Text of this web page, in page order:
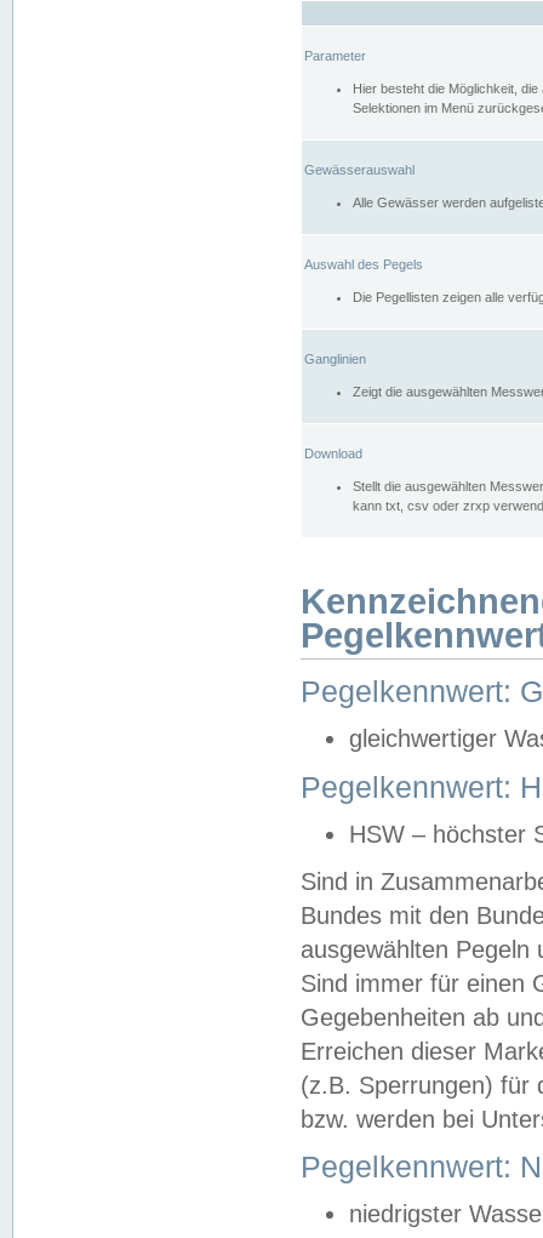
Parameter
Hier besteht die Möglichkeit,
Selektionen im Menü
Gewässerauswahl
Alle Gewässer werden
Auswahl des Pegels
Die Pegellisten zeigen alle
Ganglinien
Zeigt die ausgewählten
Download
Stellt die ausgewählten
kann txt, csv oder zrxp
Pegelkennwert:
gleichwertiger
Pegelkennwert:
HSW – höchster
Sind in
Bundes mit den
ausgewählten
Sind immer für einen
Gegebenheiten ab
Erreichen dieser
(z.B. Sperrungen) für
bzw. werden bei
Pegelkennwert:
niedrigster